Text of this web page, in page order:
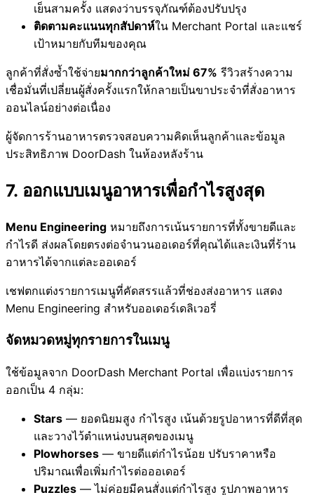
เย็นสามครั้ง แสดงว่าบรรจุภัณฑ์ต้องปรับปรุง
ติดตามคะแนนทุกสัปดาห์ใน Merchant Portal และแชร์
เป้าหมายกับทีมของคุณ
ลูกค้าที่สั่งซ้ำใช้จ่ายมากกว่าลูกค้าใหม่ 67% รีวิวสร้างความ
เชื่อมั่นที่เปลี่ยนผู้สั่งครั้งแรกให้กลายเป็นขาประจำที่สั่งอาหาร
ออนไลน์อย่างต่อเนื่อง
ผู้จัดการร้านอาหารตรวจสอบความคิดเห็นลูกค้าและข้อมูล
ประสิทธิภาพ DoorDash ในห้องหลังร้าน
7. ออกแบบเมนูอาหารเพื่อกำไรสูงสุด
Menu Engineering หมายถึงการเน้นรายการที่ทั้งขายดีและ
กำไรดี ส่งผลโดยตรงต่อจำนวนออเดอร์ที่คุณได้และเงินที่ร้าน
อาหารได้จากแต่ละออเดอร์
เชฟตกแต่งรายการเมนูที่คัดสรรแล้วที่ช่องส่งอาหาร แสดง
Menu Engineering สำหรับออเดอร์เดลิเวอรี่
จัดหมวดหมู่ทุกรายการในเมนู
ใช้ข้อมูลจาก DoorDash Merchant Portal เพื่อแบ่งรายการ
ออกเป็น 4 กลุ่ม:
Stars — ยอดนิยมสูง กำไรสูง เน้นด้วยรูปอาหารที่ดีที่สุด
และวางไว้ตำแหน่งบนสุดของเมนู
Plowhorses — ขายดีแต่กำไรน้อย ปรับราคาหรือ
ปริมาณเพื่อเพิ่มกำไรต่อออเดอร์
Puzzles — ไม่ค่อยมีคนสั่งแต่กำไรสูง รูปภาพอาหาร